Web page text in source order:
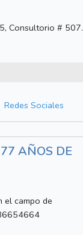
Consultorio # 507.
Redes Sociales
AÑOS DE
el campo de